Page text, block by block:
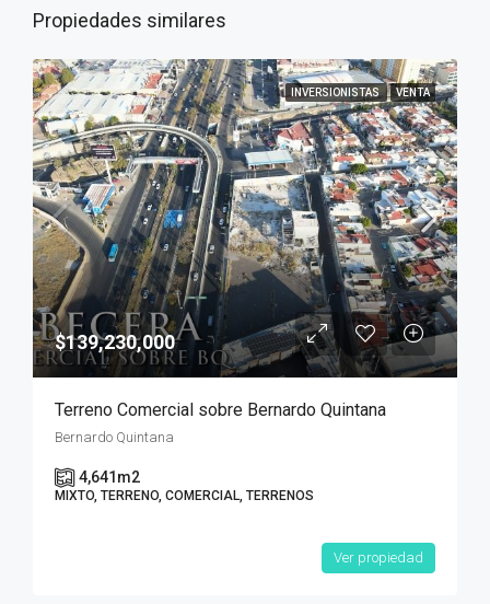
Propiedades similares
INVERSIONISTAS VENTA
$139,230,000
Terreno Comercial sobre Bernardo Quintana
Bernardo Quintana
4,641 m2
MIXTO, TERRENO, COMERCIAL, TERRENOS
Ver propiedad